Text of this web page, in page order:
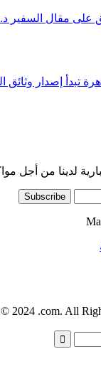
على مقال السفير
تبدأ إصدار
لدينا من أجل
Subscribe
2024 .com. All